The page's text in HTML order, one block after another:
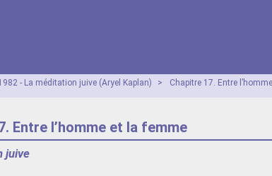
- La méditation juive (Aryel Kaplan) >
Chapitre 17. Entre
Entre l’homme et la femme
juive